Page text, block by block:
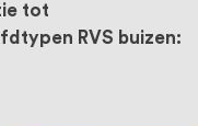
tot
RVS buizen: